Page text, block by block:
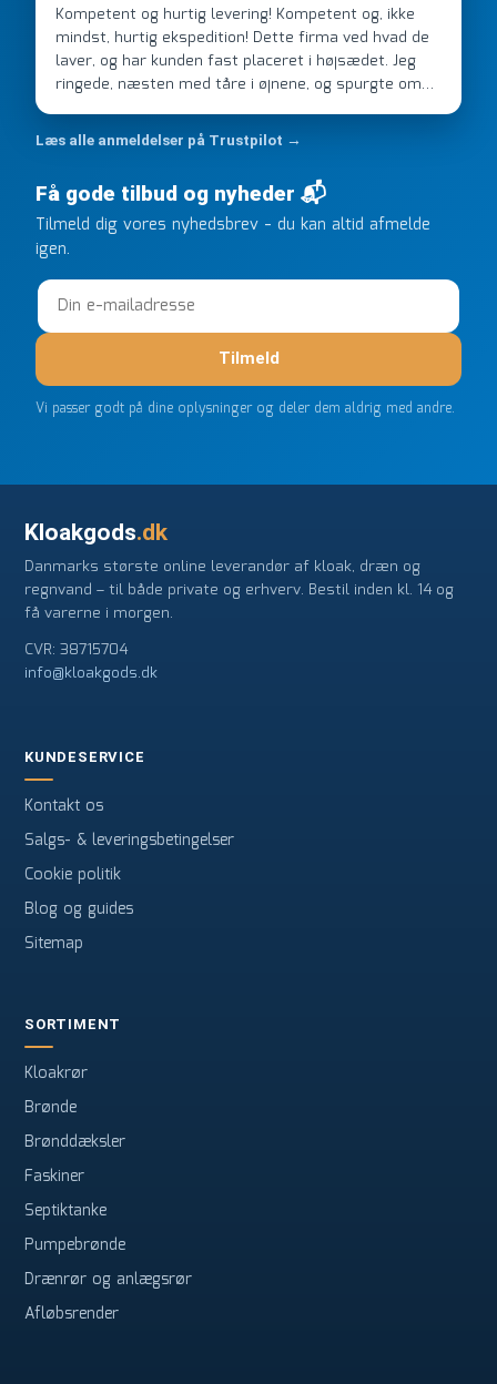
Kompetent og hurtig levering! Kompetent og, ikke
mindst, hurtig ekspedition! Dette firma ved hvad de
laver, og har kunden fast placeret i højsædet. Jeg
ringede, næsten med tåre i øjnene, og spurgte om
ikke kunne overholde en 2 måneder gammel aftale.
Jeg ringede onsdag kl 16, og min store ordre kom
dagen efter kl 6.45! Kan slet ikke få armene ned, og
næste gang jeg skal bruge noget, vil jeg ringe til dem
FØRST. De varmeste og venligste hilsner fra Rene
Læs alle anmeldelser på Trustpilot →
Få gode tilbud og nyheder 📬
Tilmeld dig vores nyhedsbrev - du kan altid afmelde
igen.
Tilmeld
Vi passer godt på dine oplysninger og deler dem aldrig med andre.
Kloakgods.dk
Danmarks største online leverandør af kloak, dræn og
regnvand – til både private og erhverv. Bestil inden kl. 14 og
få varerne i morgen.
CVR: 38715704
info@kloakgods.dk
KUNDESERVICE
Kontakt os
Salgs- & leveringsbetingelser
Cookie politik
Blog og guides
Sitemap
SORTIMENT
Kloakrør
Brønde
Brønddæksler
Faskiner
Septiktanke
Pumpebrønde
Drænrør og anlægsrør
Afløbsrender